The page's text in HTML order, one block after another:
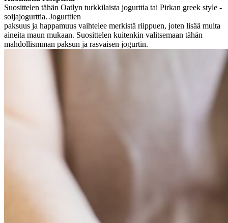
Suosittelen tähän Oatlyn turkkilaista jogurttia tai Pirkan greek style -
soijajogurttia. Jogurttien
paksuus ja happamuus vaihtelee merkistä riippuen, joten lisää muita
aineita maun mukaan. Suosittelen kuitenkin valitsemaan tähän
mahdollismman paksun ja rasvaisen jogurtin.